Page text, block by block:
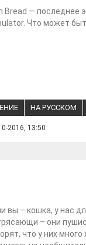
Bread — последнее
Что может
НА РУССКОМ
2016, 13:50
вы – кошка, у нас
– они
что у них